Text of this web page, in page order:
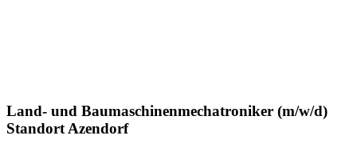
Land- und Baumaschinenmechatroniker (m/w/d)
Standort Azendorf